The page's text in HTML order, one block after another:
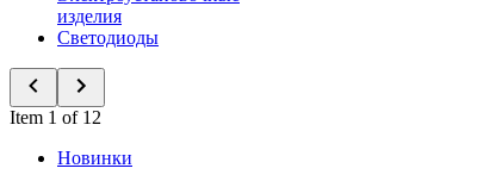
изделия
Светодиоды
Item 1 of 12
Новинки